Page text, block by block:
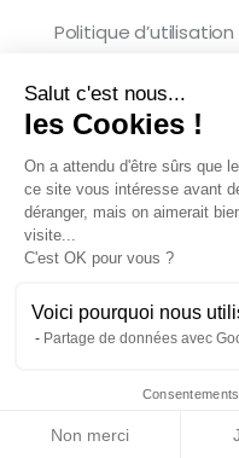
Salut c'est nous...
les Cookies !
On a attendu d'être sûrs que
ce site vous intéresse avant
déranger, mais on aimerait
visite...
C'est OK pour vous ?
Voici pourquoi nous
Partage de données avec
Non merci
Politique d’utilisation
Copyright © 2026
réservés.